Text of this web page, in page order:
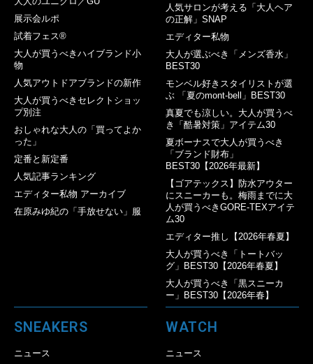
展示会ルポ
試着フェス®︎
大人が買うべきハイブランド小
物
人気アウトドアブランドの新作
大人が買うべきセレクトショッ
プ別注
おしゃれな大人の「買ってよか
った」
定番と新定番
人気記事ランキング
エディター私物 アーカイブ
在原みゆ紀の「手放せない」服
人気サロンが考える「大人ヘア
の正解」SNAP
エディター私物
大人が選ぶべき「メンズ香水」
BEST30
モンベル好きスタイリストが選
ぶ 「夏のmont-bell」BEST30
真夏でも涼しい。大人が買うべ
き「酷暑対策」アイテム30
夏ボーナスで大人が買うべき
「ブランド財布」
BEST30【2026年最新】
【ゴアテックス】防水アウター
にスニーカーも。梅雨までに大
人が買うべきGORE-TEXアイテ
ム30
エディター推し【2026年春夏】
大人が買うべき「トートバッ
グ」BEST30【2026年春夏】
大人が買うべき「黒スニーカ
ー」BEST30【2026年春】
SNEAKERS
ニュース
WATCH
ニュース